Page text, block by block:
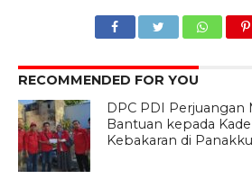
RECOMMENDED FOR YOU
DPC PDI Perjuangan
Bantuan kepada
Kebakaran di